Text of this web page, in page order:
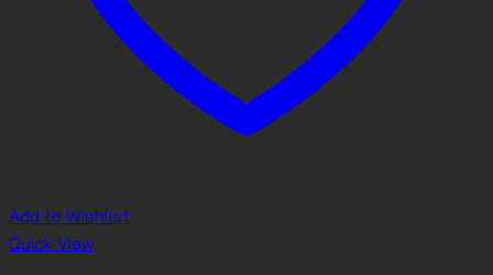
Add to Wishlist
Quick View